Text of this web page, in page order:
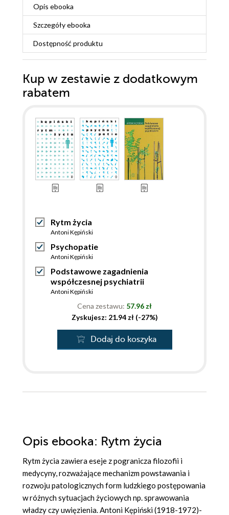
Opis ebooka
Szczegółyebooka
Dostępność produktu
Kup w zestawie z dodatkowym
rabatem
Rytm życia
Antoni Kępiński
Psychopatie
Antoni Kępiński
Podstawowe zagadnienia
współczesnej psychiatrii
Antoni Kępiński
Cena zestawu: 57.96 zł
Zyskujesz: 21.94 zł (-27%)
Dodaj do koszyka
Opis ebooka: Rytm życia
Rytm życia zawiera eseje z pogranicza filozofii i
medycyny, rozważające mechanizm powstawania i
rozwoju patologicznych form ludzkiego postępowania
w różnych sytuacjach życiowych np. sprawowania
władzy czy uwięzienia. Antoni Kępiński (1918-1972)-